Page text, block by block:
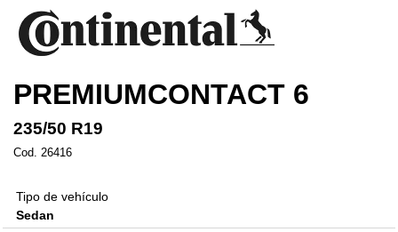
PREMIUMCONTACT 6
235/50 R19
Cod. 26416
Tipo de vehículo
Sedan